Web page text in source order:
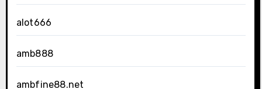
alot666
amb888
ambfine88.net